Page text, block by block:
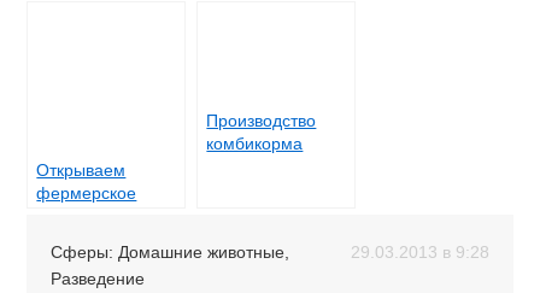
Открываем
фермерское
Производство
комбикорма
29.03.2013 в 9:28
Сферы: Домашние животные
Разведение